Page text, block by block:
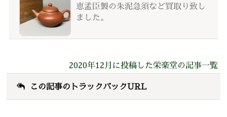
恵孟臣製の朱泥急須など買取り致し
ました。
2020年12月に投稿した栄楽堂の記事一覧
この記事のトラックバックURL